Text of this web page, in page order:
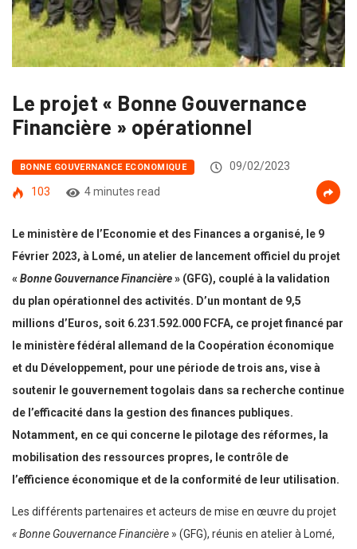
Le projet « Bonne Gouvernance
Financière » opérationnel
BONNE GOUVERNANCE ECONOMIQUE
09/02/2023
103
4 minutes read
Le ministère de l’Economie et des Finances a organisé, le 9
Février 2023, à Lomé, un atelier de lancement officiel du projet
«Bonne Gouvernance Financière» (GFG), couplé à la validation
du plan opérationnel des activités. D’un montant de 9,5
millions d’Euros, soit 6.231.592.000 FCFA, ce projet financé par
le ministère fédéral allemand de la Coopération économique
et du Développement, pour une période de trois ans, vise à
soutenir le gouvernement togolais dans sa recherche continue
de l’efficacité dans la gestion des finances publiques.
Notamment, en ce qui concerne le pilotage des réformes, la
mobilisation des ressources propres, le contrôle de
l’efficience économique et de la conformité de leur utilisation.
Les différents partenaires et acteurs de mise en œuvre du projet
« Bonne Gouvernance Financière » (GFG), réunis en atelier à Lomé,